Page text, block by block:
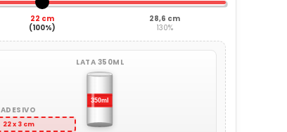
22 cm
(100%)
28,6 cm
130%
ADESIVO
22 x 3 cm
LATA 350ML